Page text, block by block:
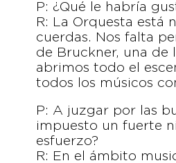
P: ¿Qué le habría
R: La Orquesta está
cuerdas. Nos falta
de Bruckner, una de
abrimos todo el
todos los músicos
P: A juzgar por las
impuesto un fuerte
esfuerzo?
R: En el ámbito